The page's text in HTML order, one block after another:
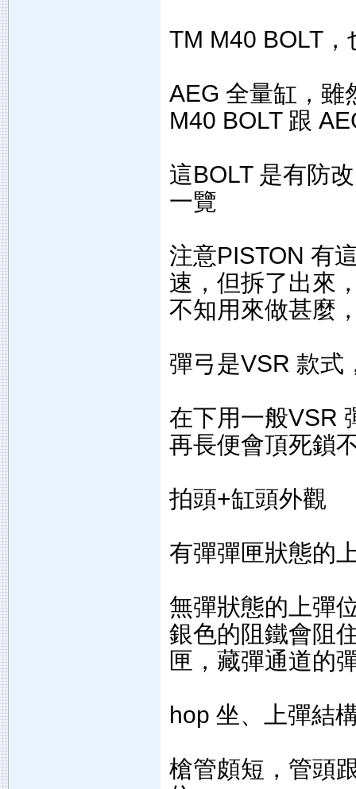
TM M40 BOLT
AEG 全量缸，雖
M40 BOLT 跟
這BOLT 是有防
一覽
注意PISTON 有
速，但拆了出來
不知用來做甚麼
彈弓是VSR 款式
在下用一般VSR
再長便會頂死鎖
拍頭+缸頭外觀
有彈彈匣狀態的
無彈狀態的上彈
銀色的阻鐵會阻
匣，藏彈通道的
hop 坐、上彈結
槍管頗短，管頭